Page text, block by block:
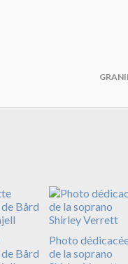
Bård
Photo
de la soprano